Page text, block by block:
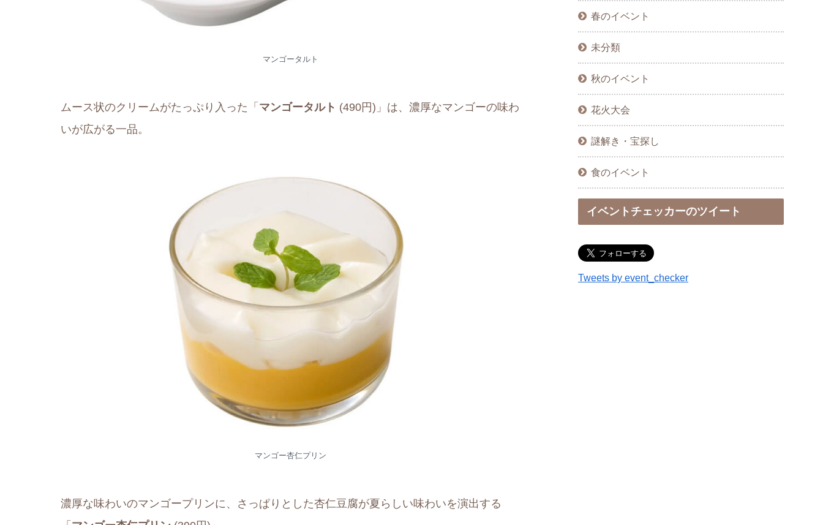
マンゴータルト
ムース状のクリームがたっぷり入った「 マンゴータルト (490円)」は、濃厚なマンゴーの味わ
いが広がる一品。
マンゴー杏仁プリン
濃厚な味わいのマンゴープリンに、さっぱりとした杏仁豆腐が夏らしい味わいを演出する
春のイベント
未分類
秋のイベント
花火大会
謎解き・宝探し
食のイベント
イベントチェッカーのツイート
Tweets by event_checker